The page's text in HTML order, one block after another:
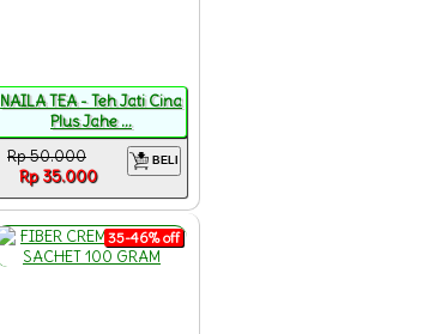
NAILA TEA - Teh Jati Cina
Plus Jahe ...
Rp 50.000
Rp 35.000
BELI
35-46% off